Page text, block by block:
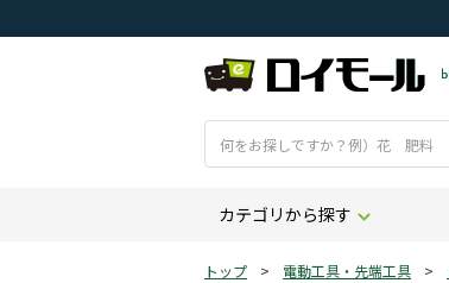
カテゴリから探す
トップ > 電動工具・先端工具 >